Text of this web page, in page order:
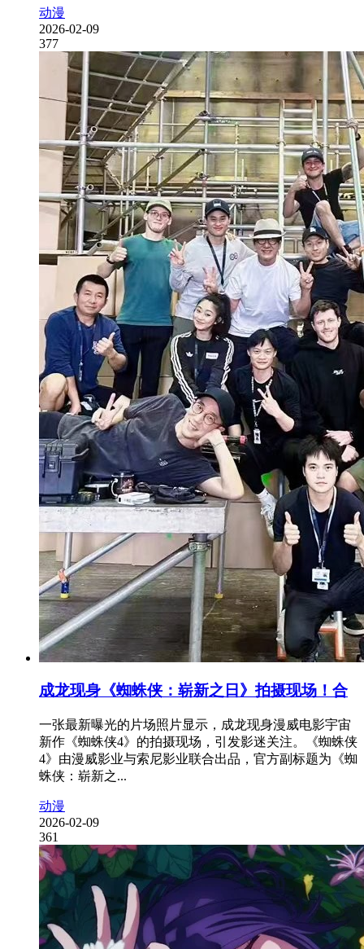
动漫
2026-02-09
377
成龙现身《蜘蛛侠：崭新之日》拍摄现场！合
一张最新曝光的片场照片显示，成龙现身漫威电影宇宙
新作《蜘蛛侠4》的拍摄现场，引发影迷关注。《蜘蛛侠
4》由漫威影业与索尼影业联合出品，官方副标题为《蜘
蛛侠：崭新之...
动漫
2026-02-09
361